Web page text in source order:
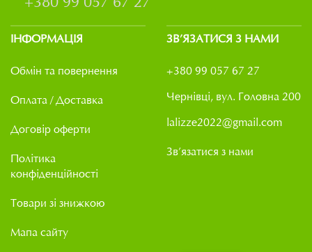
ІНФОРМАЦІЯ
Обмін та повернення
Оплата / Доставка
Договір оферти
Політика
конфіденційності
Товари зі знижкою
Мапа сайту
ЗВ’ЯЗАТИСЯ З НАМИ
+380 99 057 67 27
Чернівці, вул. Головна 200
lalizze2022@gmail.com
Зв’язатися з нами